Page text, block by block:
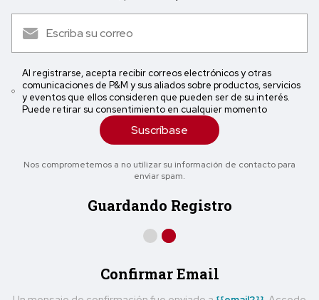
Al registrarse, acepta recibir correos electrónicos y otras
comunicaciones de P&M y sus aliados sobre productos, servicios
y eventos que ellos consideren que pueden ser de su interés.
Puede retirar su consentimiento en cualquier momento
Suscríbase
Nos comprometemos a no utilizar su información de contacto para
enviar spam.
Guardando Registro
Confirmar Email